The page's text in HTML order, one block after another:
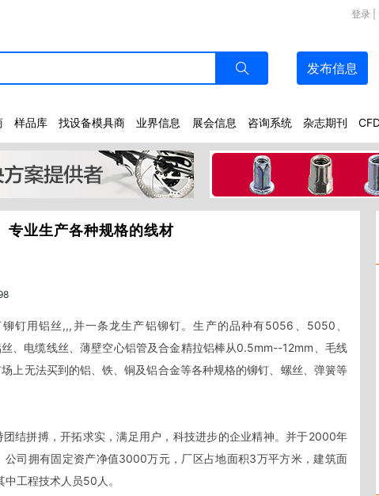
登录
发布信息
样品库 找设备模具商 业界信息 展会信息 咨询系统 杂志期刊
专业生产各种规格的线材
钉用铝丝,,,并一条龙生产铝铆钉。生产的品种有5056、5050、
、电缆线丝、薄壁空心铝管及合金精拉铝棒从0.5mm--12mm、毛线
上无法买到的铝、铁、铜及铝合金等各种规格的铆钉、螺丝、弹簧等
公司拥有固定资产净值3000万元，厂区占地面积3万平方米，建筑面
工程技术人员50人。